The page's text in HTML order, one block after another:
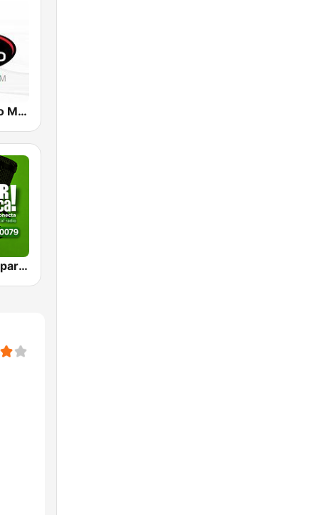
Radio Tiempo Medellín
VIEJOTECA "para Beber y Gozar"